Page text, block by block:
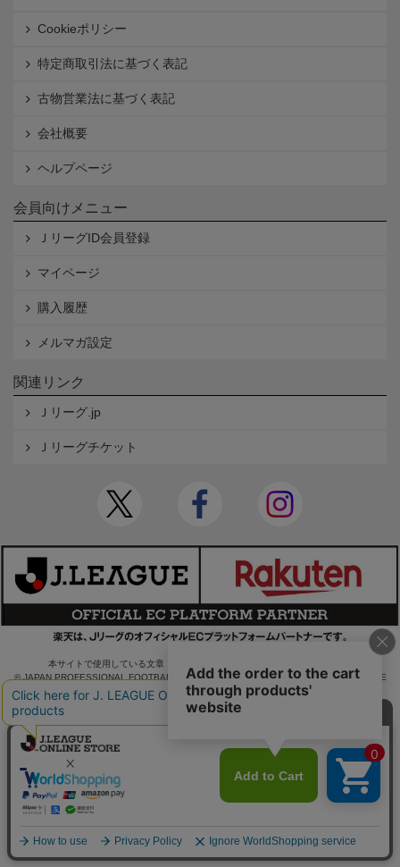
Cookieポリシー
特定商取引法に基づく表記
古物営業法に基づく表記
会社概要
ヘルプページ
会員向けメニュー
ＪリーグID会員登録
マイページ
購入履歴
メルマガ設定
関連リンク
Ｊリーグ.jp
Ｊリーグチケット
本サイトで使用している文章・画像等の無断での複製・転載を禁止します。
© JAPAN PROFESSIONAL FOOTBALL LEAGUE Rakuten Group, Inc. ALL RIGHTS RE
SERVED.